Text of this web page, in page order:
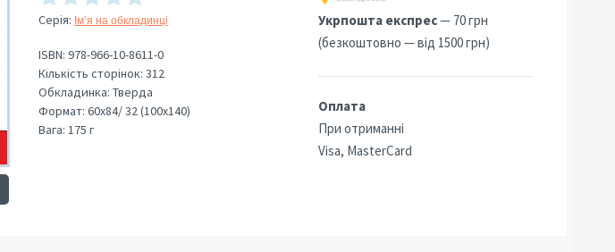
Серія: Ім’я на обкладинці
ISBN: 978-966-10-8611-0
Кількість сторінок: 312
Обкладинка: Тверда
Формат: 60х84/ 32 (100х140)
Вага: 175 г
Укрпошта експрес— 70 грн
(безкоштовно — від 1500 грн)
Оплата
При отриманні
Visa, MasterCard